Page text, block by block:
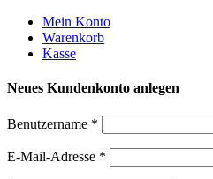
Weiter
zum
Inhalt
Mein Konto
Warenkorb
Kasse
Neues Kundenkonto anlegen
Benutzername *
E-Mail-Adresse *